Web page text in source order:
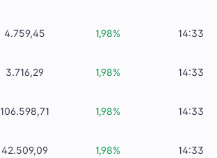
4.759,45 1,98% 14:33
3.716,29 1,98% 14:33
106.598,71 1,98% 14:33
42.509,09 1,98% 14:33